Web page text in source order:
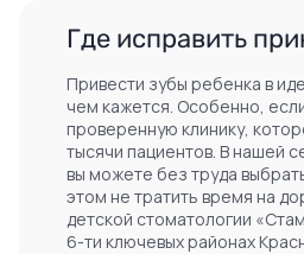
Где исправить
Привести зубы ребенка в
чем кажется. Особенно,
проверенную клинику,
тысячи пациентов. В нашей
вы можете без труда
этом не тратить время на
детской стоматологии
6-ти ключевых районах